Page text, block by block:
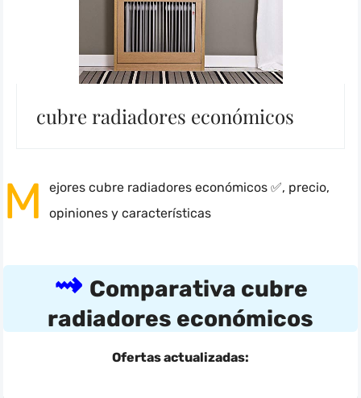
Buscar
cubre radiadores económicos
M
ejores cubre radiadores económicos ✅, precio,
opiniones y características
Comparativa cubre
radiadores económicos
Ofertas actualizadas: